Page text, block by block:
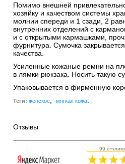
Помимо внешней
хозяйку и качеством системы
молнии спереди и 1 сзади, 2
внутренних отделений с
и с открытыми кармашками,
фурнитура. Сумочка
качества.
Усиленные кожаные ремни на
в лямки рюкзака. Носить такую
Упаковывается в фирменную
Теги: женское мягкая кожа.
Отзывы
99